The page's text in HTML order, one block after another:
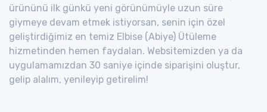
ürününü ilk günkü yeni görünümüyle uzun süre
giymeye devam etmek istiyorsan, senin için özel
geliştirdiğimiz en temiz Elbise (Abiye) Ütüleme
hizmetinden hemen faydalan. Websitemizden ya da
uygulamamızdan 30 saniye içinde siparişini oluştur,
gelip alalım, yenileyip getirelim!